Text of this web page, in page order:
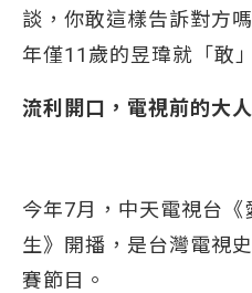
談，你敢這樣告訴對方
年僅11歲的昱瑋就「敢」
流利開口，電視前的大
今年7月，中天電視台
生》開播，是台灣電視
賽節目。